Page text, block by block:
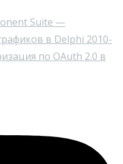
Suite —
в Delphi 2010-
по OAuth 2.0 в